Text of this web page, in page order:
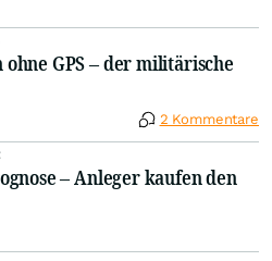
GPS – der militärische
2 Kommentare
– Anleger kaufen den